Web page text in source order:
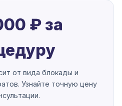
₽ за
от вида блокады и
Узнайте точную цену